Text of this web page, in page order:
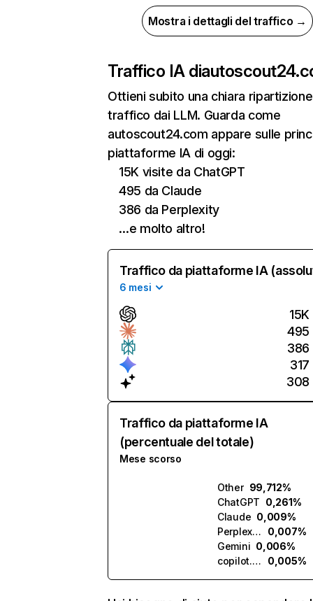
Mostra i dettagli del traffico →
Traffico IA di
Ottieni subito una chiara
traffico dai LLM. Guarda come
autoscout24.com appare sulle
piattaforme IA di oggi:
15K visite da ChatGPT
495 da Claude
386 da Perplexity
…e molto altro!
Traffico da piattaforme IA
6 mesi
15K
495
386
317
308
Traffico da piattaforme IA
(percentuale del totale)
Mese scorso
Other 99,712%
ChatGPT 0,261%
Claude 0,009%
Perplexity
0,007%
Gemini 0,006%
copilot.microsoft.com
0,005%